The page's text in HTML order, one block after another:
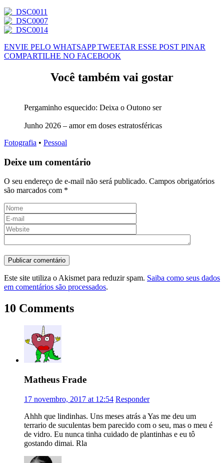
ENVIE PELO WHATSAPPTWEETAR ESSE POST PINAR
COMPARTILHE NO FACEBOOK
Você também vai gostar
Pergaminho esquecido: Deixa o Outono ser
Junho 2026 – amor em doses estratosféricas
Fotografia • Pessoal
Deixe um comentário
O seu endereço de e-mail não será publicado. Campos obrigatórios
são marcados com *
Este site utiliza o Akismet para reduzir spam. Saiba como seus dados
em comentários são processados.
10 Comments
Matheus Frade
17 novembro, 2017 at 12:54 Responder
Ahhh que lindinhas. Uns meses atrás a Yas me deu um
terrario de suculentas bem parecido com o seu, mas o meu é
de vidro. Eu nunca tinha cuidado de plantinhas e eu tô
gostando dimai. Rla